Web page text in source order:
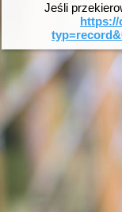
Jeśli
https://